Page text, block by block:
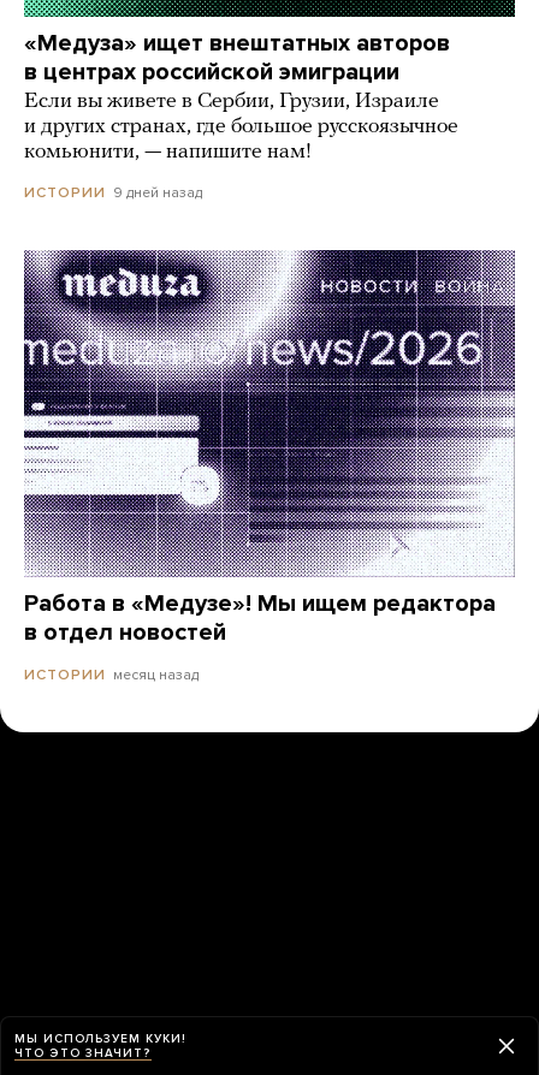
«Медуза» ищет внештатных авторов
в центрах российской эмиграции
Если вы живете в Сербии, Грузии, Израиле
и других странах, где большое русскоязычное
комьюнити, — напишите нам!
ИСТОРИИ 9 дней назад
Работа в «Медузе»! Мы ищем редактора
в отдел новостей
ИСТОРИИ месяц назад
МЫ ИСПОЛЬЗУЕМ КУКИ!
ЧТО ЭТО ЗНАЧИТ?